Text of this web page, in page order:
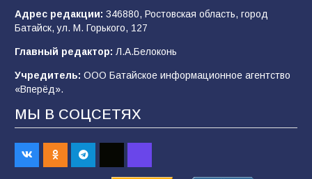
В Батайске продолжаются дорожные работы
04.08.2026
деле происходит в армии России в августе
2026 года
03.08.2026
Адрес редакции: 346880, Ростовская область, город
Батайск, ул. М. Горького, 127
Главный редактор: Л.А.Белоконь
Учредитель: ООО Батайское информационное агентство
«Вперёд».
МЫ В СОЦСЕТЯХ